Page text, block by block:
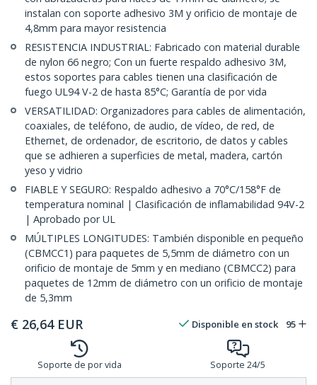
instalan con soporte adhesivo 3M y orificio de montaje de
4,8mm para mayor resistencia
RESISTENCIA INDUSTRIAL: Fabricado con material durable
de nylon 66 negro; Con un fuerte respaldo adhesivo 3M,
estos soportes para cables tienen una clasificación de
fuego UL94 V-2 de hasta 85°C; Garantía de por vida
VERSATILIDAD: Organizadores para cables de alimentación,
coaxiales, de teléfono, de audio, de vídeo, de red, de
Ethernet, de ordenador, de escritorio, de datos y cables
que se adhieren a superficies de metal, madera, cartón
yeso y vidrio
FIABLE Y SEGURO: Respaldo adhesivo a 70°C/158°F de
temperatura nominal | Clasificación de inflamabilidad 94V-2
| Aprobado por UL
MÚLTIPLES LONGITUDES: También disponible en pequeño
(CBMCC1) para paquetes de 5,5mm de diámetro con un
orificio de montaje de 5mm y en mediano (CBMCC2) para
paquetes de 12mm de diámetro con un orificio de montaje
de 5,3mm
€ 26,64 EUR Disponible en stock 95
Soporte de por vida Soporte 24/5